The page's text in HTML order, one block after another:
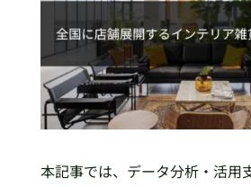
本記事では、データ分析・活用